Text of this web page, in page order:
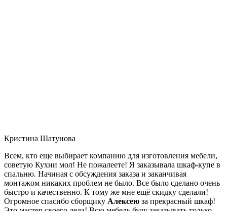
Кристина Шатунова
Всем, кто еще выбирает компанию для изготовления мебели,
советую Кухни мол! Не пожалеете! Я заказывала шкаф-купе в
спальню. Начиная с обсуждения заказа и заканчивая
монтажом никаких проблем не было. Все было сделано очень
быстро и качественно. К тому же мне ещё скидку сделали!
Огромное спасибо сборщику Алексею за прекрасный шкаф!